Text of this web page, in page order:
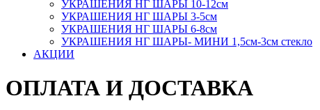
УКРАШЕНИЯ НГ ШАРЫ 10-12см
УКРАШЕНИЯ НГ ШАРЫ 3-5см
УКРАШЕНИЯ НГ ШАРЫ 6-8см
УКРАШЕНИЯ НГ ШАРЫ- МИНИ 1,5см-3см стекло
АКЦИИ
ОПЛАТА И ДОСТАВКА